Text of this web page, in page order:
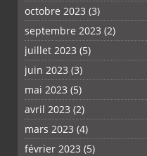
octobre 2023 (3)
septembre 2023 (2)
juillet 2023 (5)
juin 2023 (3)
mai 2023 (5)
avril 2023 (2)
mars 2023 (4)
février 2023 (5)